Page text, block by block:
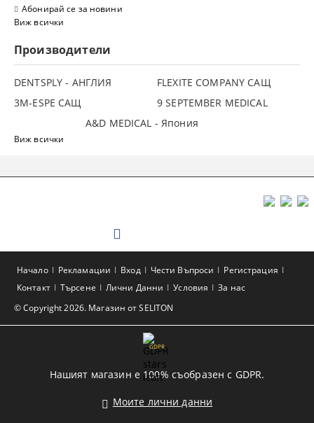
Абонирай се за новини
Виж всички
Производители
DENTSPLY - АНГЛИЯ
FLEXITE COMPANY САЩ
3М-ESPE САЩ
9 SEPTEMBER MEDICAL
A&D MEDICAL - Япония
Виж всички
© Copyright 2026. Магазин от SELITON
Начало Рекламации Вход Чести Въпроси
Регистрация
Контакт
Търсене Лични Данни Условия За нас
GDPR
Нашият магазин е 100% съобразен с GDPR.
Моите лични данни